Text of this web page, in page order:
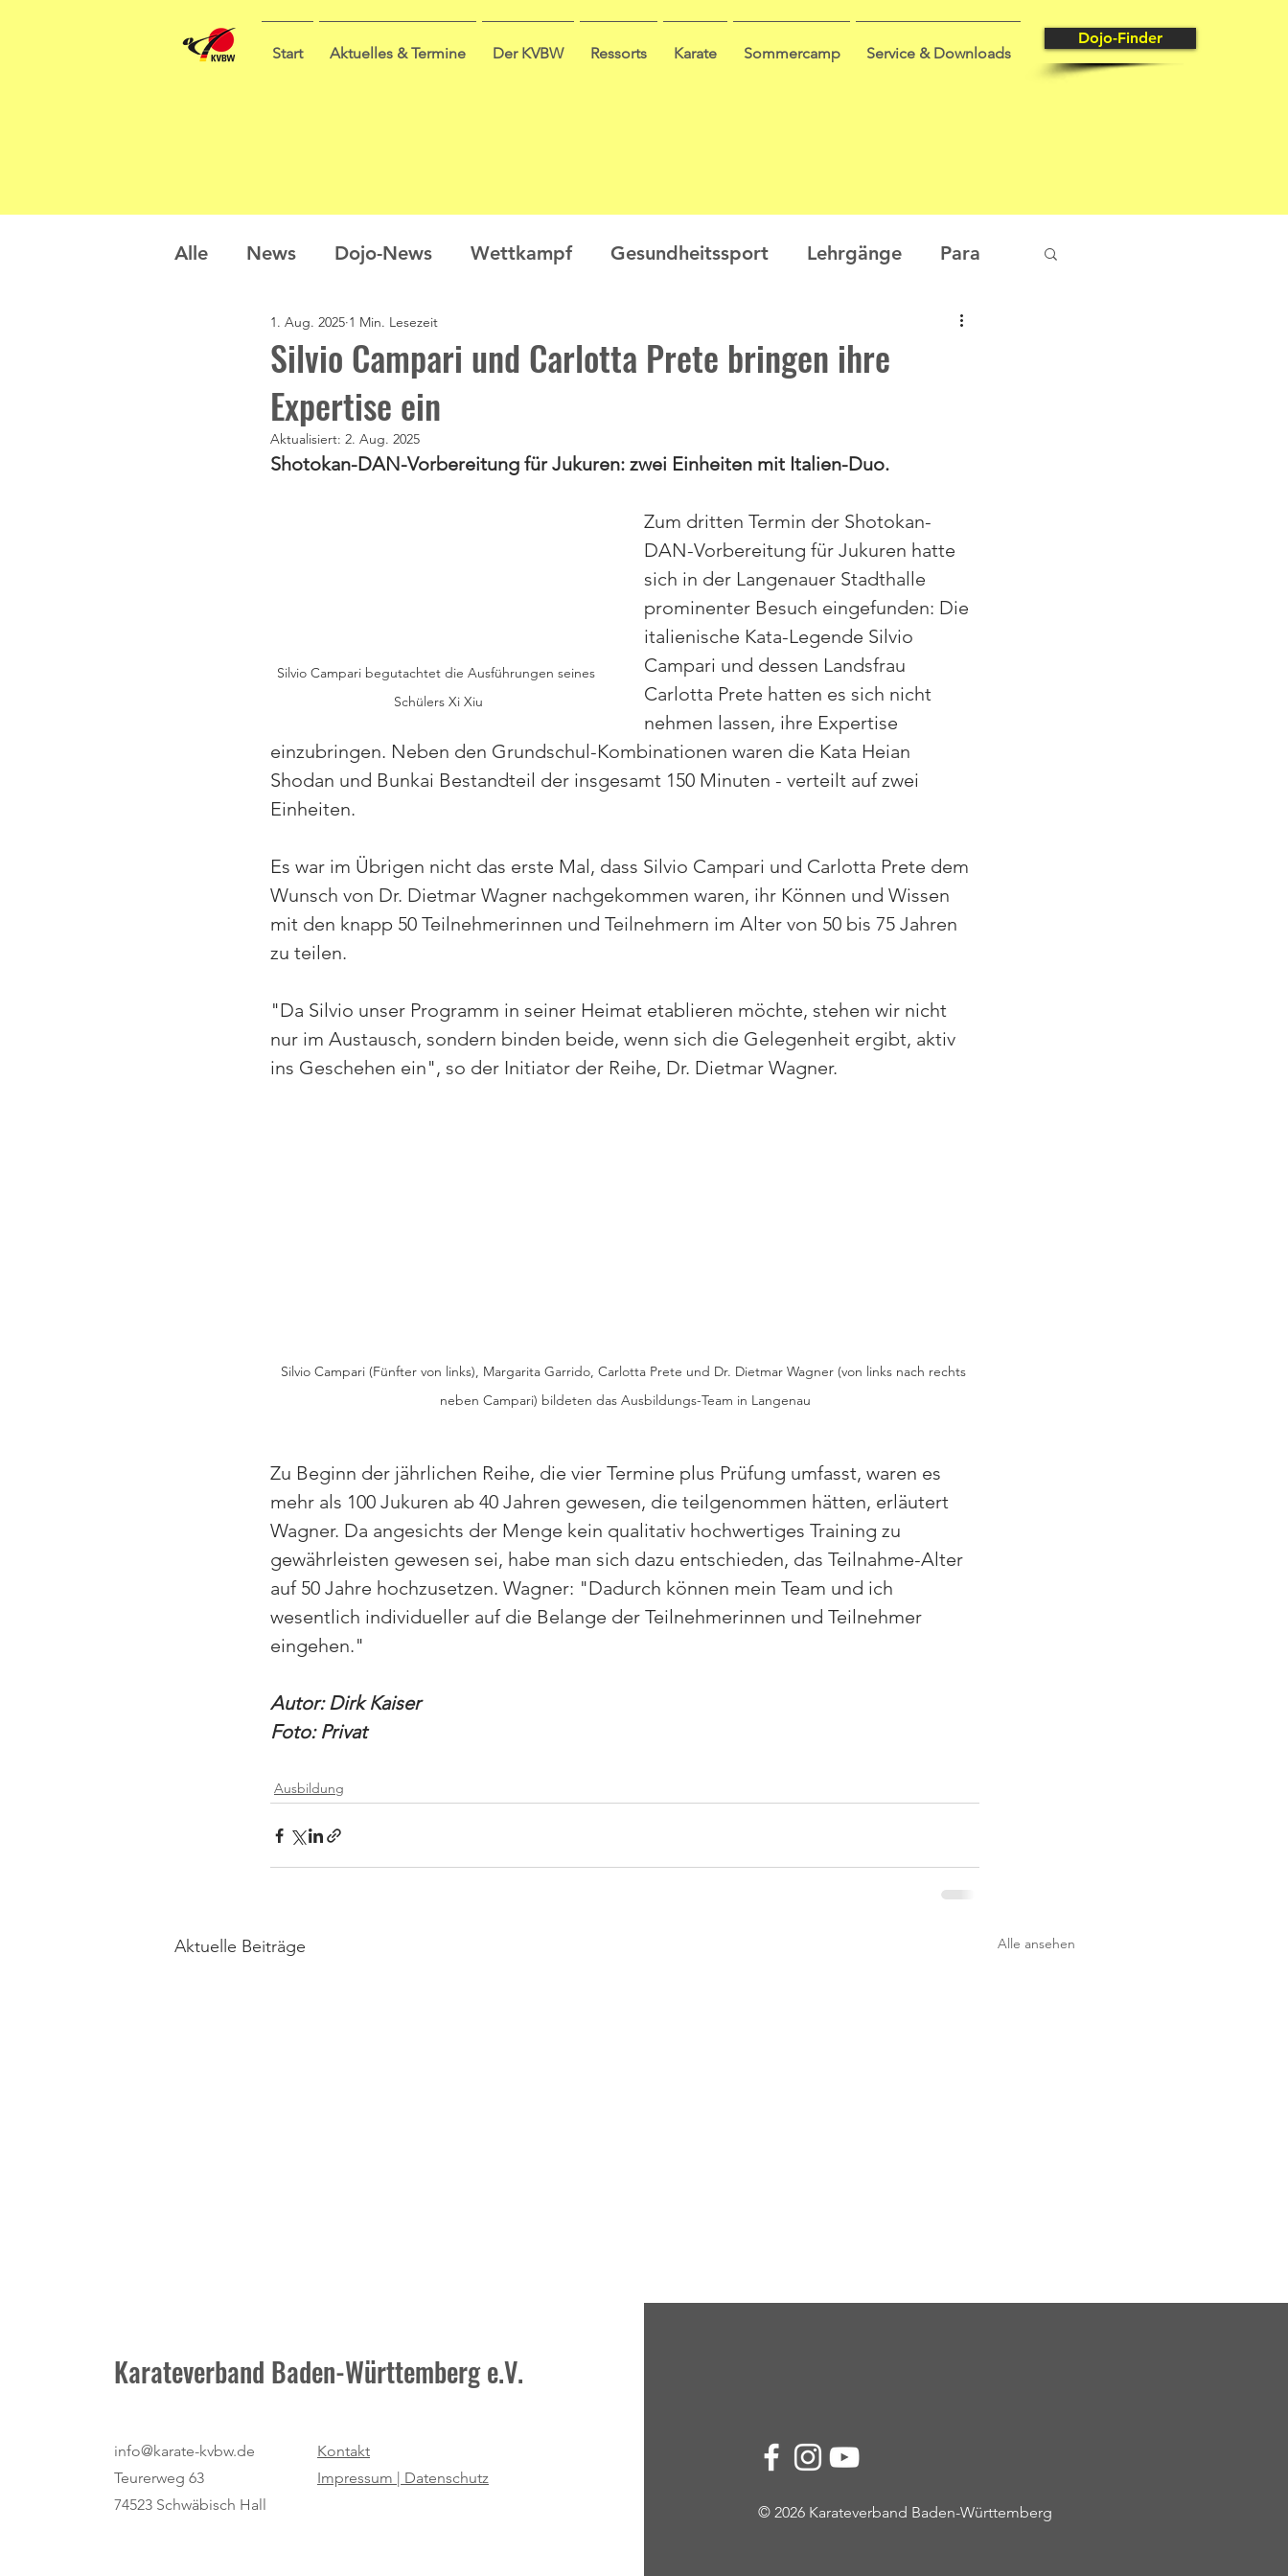
Start Aktuelles & Termine Der KVBW Ressorts Karate Sommercamp Service & Downloads
Dojo-Finder
Alle News Dojo-News Wettkampf Gesundheitssport Lehrgänge Para
Nachwuchs Prüfungen
Sommercamp Umfrage
Silvio Campari und Carlotta Prete bringen ihre
Expertise ein
1. Aug. 2025 1 Min. Lesezeit
Aktualisiert: 2. Aug. 2025
Shotokan-DAN-Vorbereitung für Jukuren: zwei Einheiten mit Italien-Duo.
Silvio Campari begutachtet die Ausführungen seines
Schülers Xi Xiu
Zum dritten Termin der Shotokan-
DAN-Vorbereitung für Jukuren hatte
sich in der Langenauer Stadthalle
prominenter Besuch eingefunden: Die
italienische Kata-Legende Silvio
Campari und dessen Landsfrau
Carlotta Prete hatten es sich nicht
nehmen lassen, ihre Expertise
einzubringen. Neben den Grundschul-Kombinationen waren die Kata Heian
Shodan und Bunkai Bestandteil der insgesamt 150 Minuten - verteilt auf zwei
Einheiten.
Es war im Übrigen nicht das erste Mal, dass Silvio Campari und Carlotta Prete dem
Wunsch von Dr. Dietmar Wagner nachgekommen waren, ihr Können und Wissen
mit den knapp 50 Teilnehmerinnen und Teilnehmern im Alter von 50 bis 75 Jahren
zu teilen.
"Da Silvio unser Programm in seiner Heimat etablieren möchte, stehen wir nicht
nur im Austausch, sondern binden beide, wenn sich die Gelegenheit ergibt, aktiv
ins Geschehen ein", so der Initiator der Reihe, Dr. Dietmar Wagner.
Silvio Campari (Fünfter von links), Margarita Garrido, Carlotta Prete und Dr. Dietmar Wagner (von links nach rechts
neben Campari) bildeten das Ausbildungs-Team in Langenau
Zu Beginn der jährlichen Reihe, die vier Termine plus Prüfung umfasst, waren es
mehr als 100 Jukuren ab 40 Jahren gewesen, die teilgenommen hätten, erläutert
Wagner. Da angesichts der Menge kein qualitativ hochwertiges Training zu
gewährleisten gewesen sei, habe man sich dazu entschieden, das Teilnahme-Alter
auf 50 Jahre hochzusetzen. Wagner: "Dadurch können mein Team und ich
wesentlich individueller auf die Belange der Teilnehmerinnen und Teilnehmer
eingehen."
Autor: Dirk Kaiser
Foto: Privat
Ausbildung
Aktuelle Beiträge Alle ansehen
Mit gegenseitiger Unterstützung
und Spaß zur Zertifizierung
Kundenkontakt: So lässt sich eine
Eskalation vermeiden
Karateverband Baden-Württemberg e.V.
info@karate-kvbw.de
Teurerweg 63
74523 Schwäbisch Hall
Kontakt
Impressum | Datenschutz
© 2026 Karateverband Baden-Württemberg